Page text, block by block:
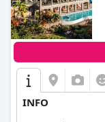
INFO